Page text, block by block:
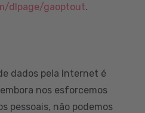
dlpage/gaoptout.
dados pela Internet é
nos esforcemos
pessoais, não podemos